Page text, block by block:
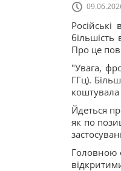
Про це
"Увага,
ГГц).
коштувала
Йдеться
як по
Головною